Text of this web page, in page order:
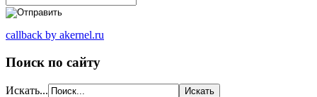
callback by akernel.ru
Поиск по сайту
Искать...